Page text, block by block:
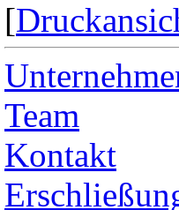
[
Team
Kontakt